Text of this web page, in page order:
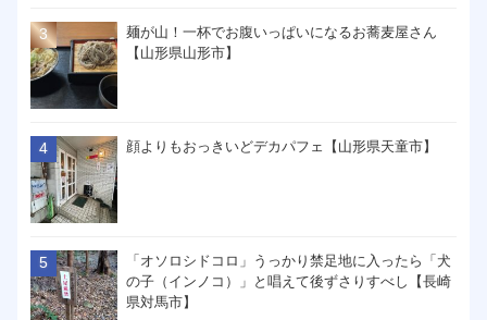
麺が山！一杯でお腹いっぱいになるお蕎麦屋さん
【山形県山形市】
顔よりもおっきいどデカパフェ【山形県天童市】
「オソロシドコロ」うっかり禁足地に入ったら「犬
の子（インノコ）」と唱えて後ずさりすべし【長崎
県対馬市】